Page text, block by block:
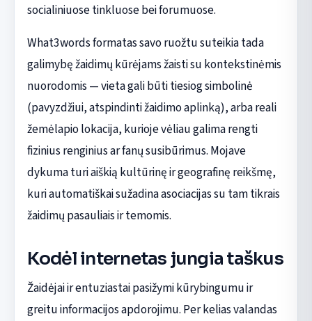
socialiniuose tinkluose bei forumuose.
What3words formatas savo ruožtu suteikia tada
galimybę žaidimų kūrėjams žaisti su kontekstinėmis
nuorodomis — vieta gali būti tiesiog simbolinė
(pavyzdžiui, atspindinti žaidimo aplinką), arba reali
žemėlapio lokacija, kurioje vėliau galima rengti
fizinius renginius ar fanų susibūrimus. Mojave
dykuma turi aiškią kultūrinę ir geografinę reikšmę,
kuri automatiškai sužadina asociacijas su tam tikrais
žaidimų pasauliais ir temomis.
Kodėl internetas jungia taškus
Žaidėjai ir entuziastai pasižymi kūrybingumu ir
greitu informacijos apdorojimu. Per kelias valandas